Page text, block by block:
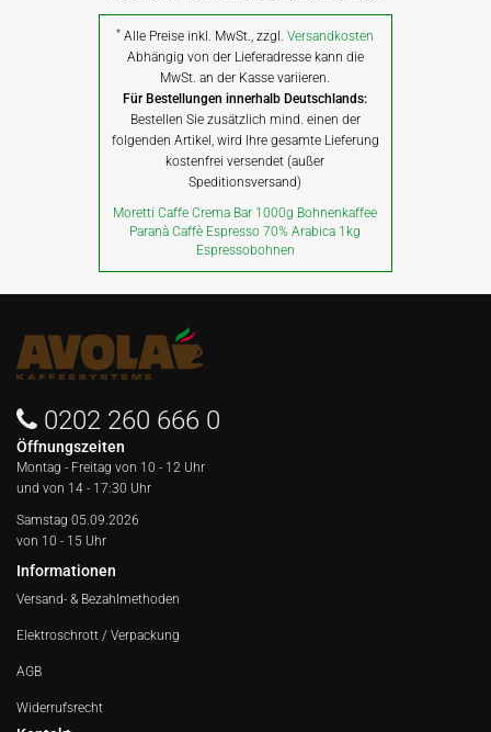
* Alle Preise inkl. MwSt., zzgl.Versandkosten
Abhängig von der Lieferadresse kann die
MwSt. an der Kasse variieren.
Für Bestellungen innerhalb Deutschlands:
Bestellen Sie zusätzlich mind. einen der
folgenden Artikel, wird Ihre gesamte Lieferung
kostenfrei versendet (außer
Speditionsversand)
Moretti Caffe Crema Bar 1000g Bohnenkaffee
Paranà Caffè Espresso 70% Arabica 1kg
Espressobohnen
0202 260 666 0
Öffnungszeiten
Montag - Freitag von 10 - 12 Uhr
und von 14 - 17:30 Uhr
Samstag 05.09.2026
von 10 - 15 Uhr
Informationen
Versand- & Bezahlmethoden
Elektroschrott / Verpackung
AGB
Widerrufsrecht